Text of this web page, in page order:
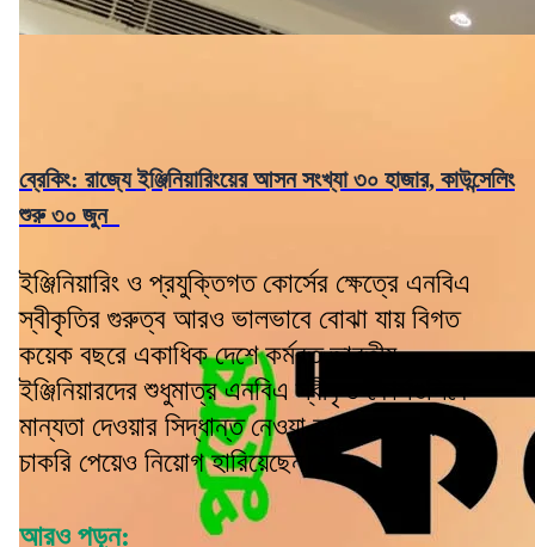
ব্রেকিং: রাজ্যে ইঞ্জিনিয়ারিংয়ের আসন সংখ্যা ৩০ হাজার, কাউন্সেলিং
শুরু ৩০ জুন
ইঞ্জিনিয়ারিং ও প্রযুক্তিগত কোর্সের ক্ষেত্রে এনবিএ
স্বীকৃতির গুরুত্ব আরও ভালভাবে বোঝা যায় বিগত
কয়েক বছরে একাধিক দেশে কর্মরত ভারতীয়
ইঞ্জিনিয়ারদের শুধুমাত্র এনবিএ স্বীকৃত কোর্সগুলিকে
মান্যতা দেওয়ার সিদ্ধান্ত নেওয়া হয়েছে। অনেকে
চাকরি পেয়েও নিয়োগ হারিয়েছেন।
আরও পড়ুন: